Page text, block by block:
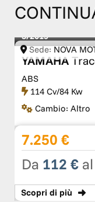
Sede: NOVA
3/2019
YAMAHA
ABS
114 Cv/84 Kw
Cambio: Altro
7.250 €
Da 112 €
Scopri di più